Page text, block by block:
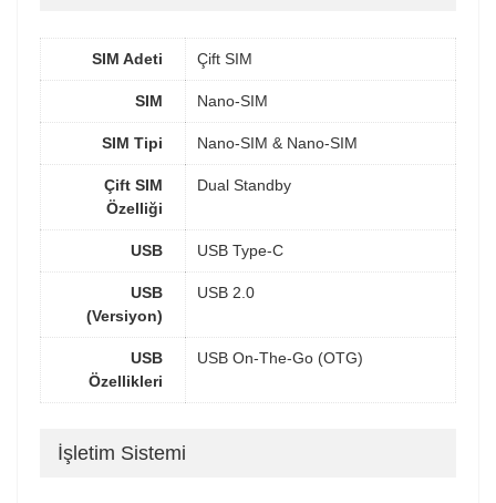
SIM Adeti Çift SIM
SIM Nano-SIM
SIM Tipi Nano-SIM & Nano-SIM
Çift SIM
Özelliği
Dual Standby
USB USB Type-C
USB
(Versiyon)
USB 2.0
USB
Özellikleri
USB On-The-Go (OTG)
İşletim Sistemi